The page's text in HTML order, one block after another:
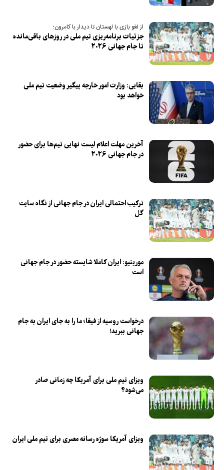
از لغو بازی با لهستان تا دیدار با کامرون؛
جزئیات برنامه‌ریزی تیم ملی در روز‌های باقی‌مانده
تا جام جهانی ۲۰۲۶
بقایی: وزارت امور خارجه پیگیر وضعیت تیم ملی
خواهد بود
آخرین مهلت اعلام لیست نهایی تیم‌ها برای حضور
در جام جهانی ۲۰۲۶
ترکیب احتمالی ایران در جام جهانی از نگاه سایت
گل
مورینیو: ایران کاملا شایسته حضور در جام جهانی
است
درخواست روسیه از فیفا؛ ما را به جای ایران به جام
جهانی ببرید!
ویزای تیم ملی برای آمریکا چه زمانی صادر
می‌شود؟
ویزای آمریکا سوژه رسانه مصری برای تیم ملی ایران